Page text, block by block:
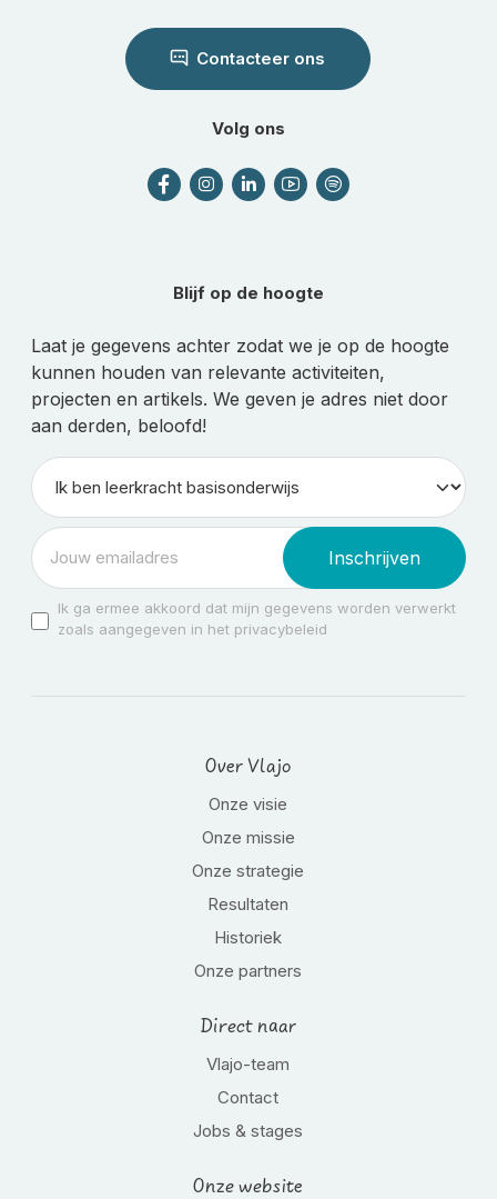
Contacteer ons
Volg ons
Blijf op de hoogte
Laat je gegevens achter zodat we je op de hoogte
kunnen houden van relevante activiteiten,
projecten en artikels. We geven je adres niet door
aan derden, beloofd!
Inschrijven
Ik ga ermee akkoord dat mijn gegevens worden verwerkt
zoals aangegeven in het privacybeleid
Over Vlajo
Onze visie
Onze missie
Onze strategie
Resultaten
Historiek
Onze partners
Direct naar
Vlajo-team
Contact
Jobs & stages
Onze website